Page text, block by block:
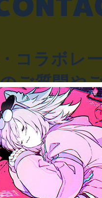
コラボレ
ご質問や
ください
い合わせ